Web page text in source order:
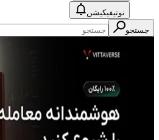
نوتیفیکیشن
جستجو